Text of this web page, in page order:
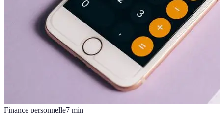
Finance personnelle7 min